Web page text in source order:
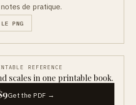
de pratique.
LE PNG
REFERENCE
scales in one printable book.
Get the PDF →